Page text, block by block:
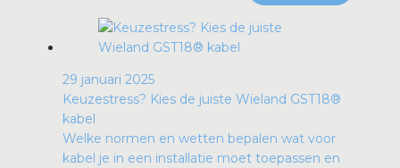
29 januari 2025
Keuzestress? Kies de juiste Wieland GST18®
kabel
Welke normen en wetten bepalen wat voor
kabel je in een installatie moet toepassen en